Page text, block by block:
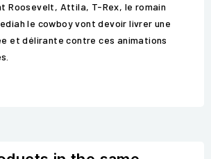
Roosevelt, Attila, T-Rex, le romain
le cowboy vont devoir livrer une
et délirante contre ces animations